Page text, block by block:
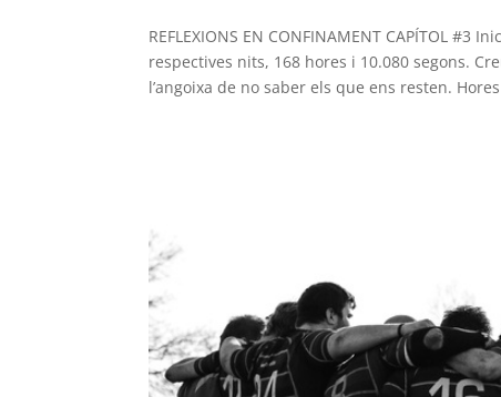
REFLEXIONS EN CONFINAMENT CAPÍTOL
respectives nits, 168 hores i 10.080 segons.
l’angoixa de no saber els que ens resten.